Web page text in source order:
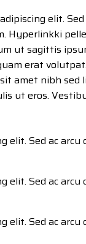
elit.
Hyperlinkki
ut sagittis
erat
amet nibh sed
ut eros.
elit. Sed ac
elit. Sed ac
elit. Sed ac